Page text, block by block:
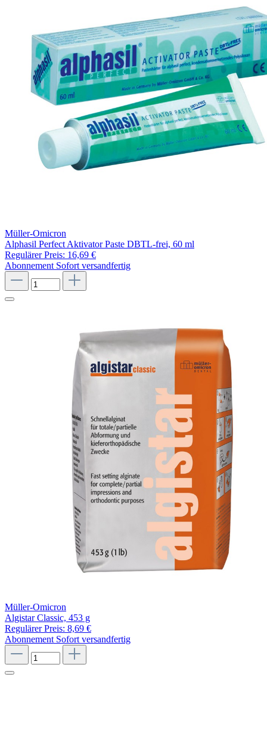
Müller-Omicron
Alphasil Perfect Aktivator Paste DBTL-frei, 60 ml
Regulärer Preis: 16,69 €
Abonnement Sofort versandfertig
Müller-Omicron
Algistar Classic, 453 g
Regulärer Preis: 8,69 €
Abonnement Sofort versandfertig